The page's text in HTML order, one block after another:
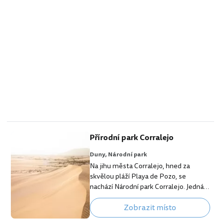
Přírodní park Corralejo
Duny, Národní park
Na jihu města Corralejo, hned za
skvělou pláží Playa de Pozo, se
nachází Národní park Corralejo. Jedná
se o 10,5 km dlouhou a 2,5 km širokou
zónu, kde se nachází stovky
obrovských písečných dun
Zobrazit místo